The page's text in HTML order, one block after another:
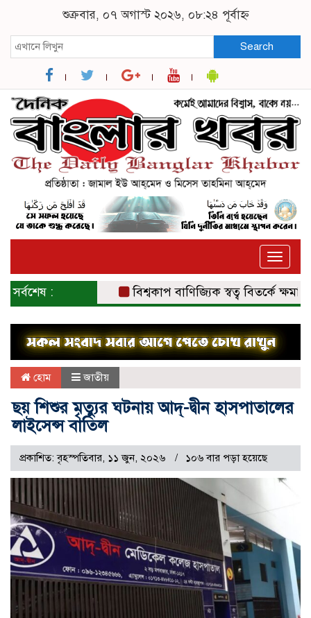
শুক্রবার, ০৭ অগাস্ট ২০২৬, ০৮:২৪ পূর্বাহ্ন
Search
Toggle
সর্বশেষ : বিশ্বকাপ বাণিজ্যিক স্বত্ব বিতর্কে ক্ষমা চাইল
হোম জাতীয়
ছয় শিশুর মৃত্যুর ঘটনায় আদ্-দ্বীন হাসপাতালের
লাইসেন্স বাতিল
প্রকাশিত: বৃহস্পতিবার, ১১ জুন, ২০২৬ ১০৬ বার পড়া হয়েছে